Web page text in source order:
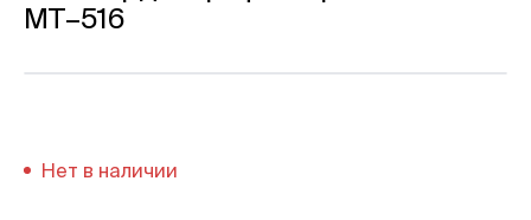
МТ–516
Нет в наличии